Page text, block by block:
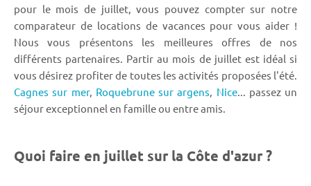
pour le mois de juillet, vous pouvez compter sur notre
comparateur de locations de vacances pour vous aider !
Nous vous présentons les meilleures offres de nos
différents partenaires. Partir au mois de juillet est idéal si
vous désirez profiter de toutes les activités proposées l'été.
Cagnes sur mer, Roquebrune sur argens, Nice... passez un
séjour exceptionnel en famille ou entre amis.
Quoi faire en juillet sur la Côte d'azur ?